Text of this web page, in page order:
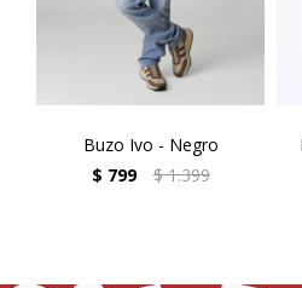
Buzo Ivo - Negro
$ 799 $ 1.399